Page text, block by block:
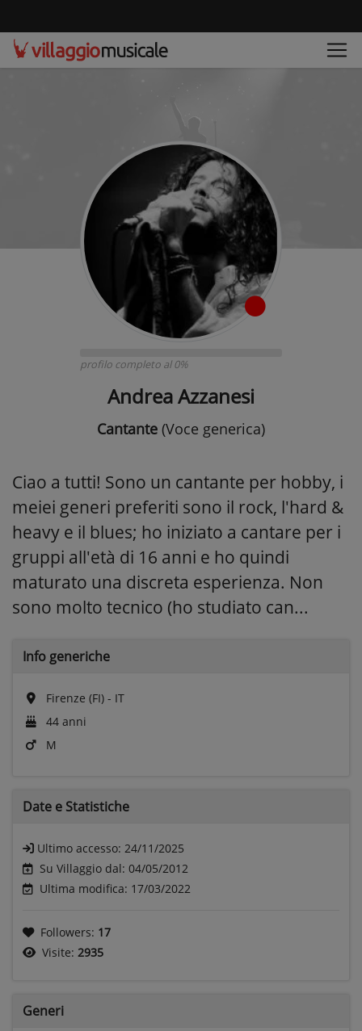
profilo completo al 0%
Andrea Azzanesi
Cantante (Voce generica)
Ciao a tutti! Sono un cantante per hobby, i
meiei generi preferiti sono il rock, l'hard &
heavy e il blues; ho iniziato a cantare per i
gruppi all'età di 16 anni e ho quindi
maturato una discreta esperienza. Non
sono molto tecnico (ho studiato can...
Info generiche
Firenze (FI) - IT
44 anni
M
Date e Statistiche
Ultimo accesso: 24/11/2025
Su Villaggio dal: 04/05/2012
Ultima modifica: 17/03/2022
Followers: 17
Visite: 2935
Generi